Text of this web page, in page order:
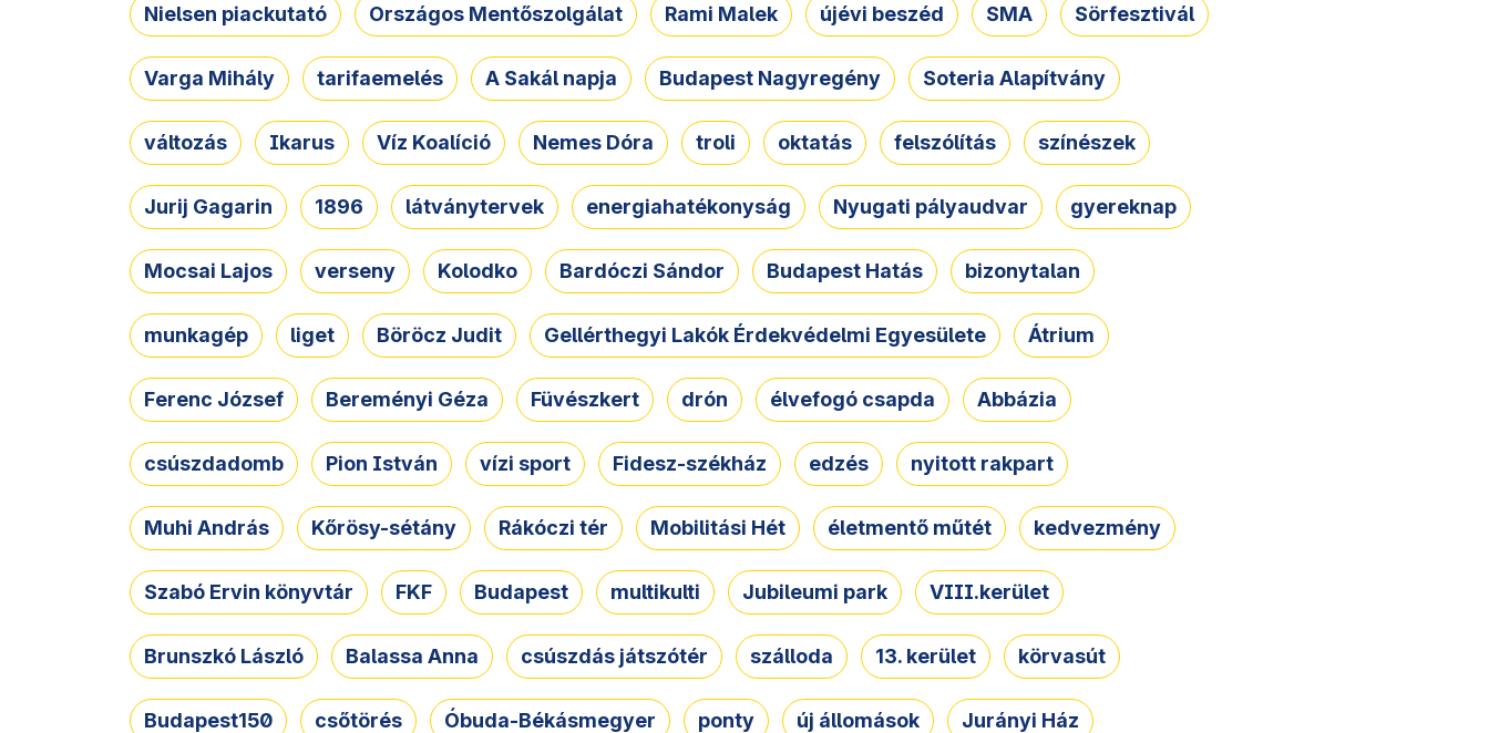
Nielsen piackutató Országos Mentőszolgálat Rami Malek újévi beszéd SMA Sörfesztivál
Varga Mihály tarifaemelés A Sakál napja Budapest Nagyregény Soteria Alapítvány
változás Ikarus Víz Koalíció Nemes Dóra troli oktatás felszólítás színészek
Jurij Gagarin 1896 látványtervek energiahatékonyság Nyugati pályaudvar gyereknap
Mocsai Lajos verseny Kolodko Bardóczi Sándor Budapest Hatás bizonytalan
munkagép liget Böröcz Judit Gellérthegyi Lakók Érdekvédelmi Egyesülete Átrium
Ferenc József Bereményi Géza Füvészkert drón élvefogó csapda Abbázia
csúszdadomb Pion István vízi sport Fidesz-székház edzés nyitott rakpart
Muhi András Kőrösy-sétány Rákóczi tér Mobilitási Hét életmentő műtét kedvezmény
Szabó Ervin könyvtár FKF Budapest multikulti Jubileumi park VIII.kerület
Brunszkó László Balassa Anna csúszdás játszótér szálloda 13. kerület körvasút
Budapest150 csőtörés Óbuda-Békásmegyer ponty új állomások Jurányi Ház